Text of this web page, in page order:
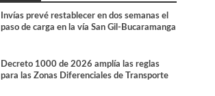
Invías prevé restablecer en dos semanas el
paso de carga en la vía San Gil-Bucaramanga
Decreto 1000 de 2026 amplía las reglas
para las Zonas Diferenciales de Transporte